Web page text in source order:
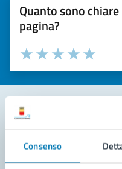
Consenso
Quanto sono
pagina?
Valuta la chiarezza delle
Seleziona il numero di
Valuta 5
Valuta 4
Valuta 3 stelle
Valuta 2 stelle su 5
Valuta 1 stelle su 5
Leggi le domande